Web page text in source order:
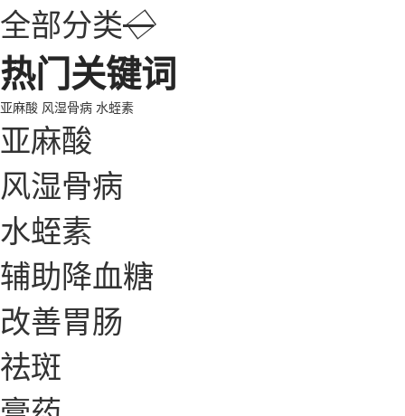
全部分类◇
热门关键词
亚麻酸 风湿骨病 水蛭素
亚麻酸
风湿骨病
水蛭素
辅助降血糖
改善胃肠
祛斑